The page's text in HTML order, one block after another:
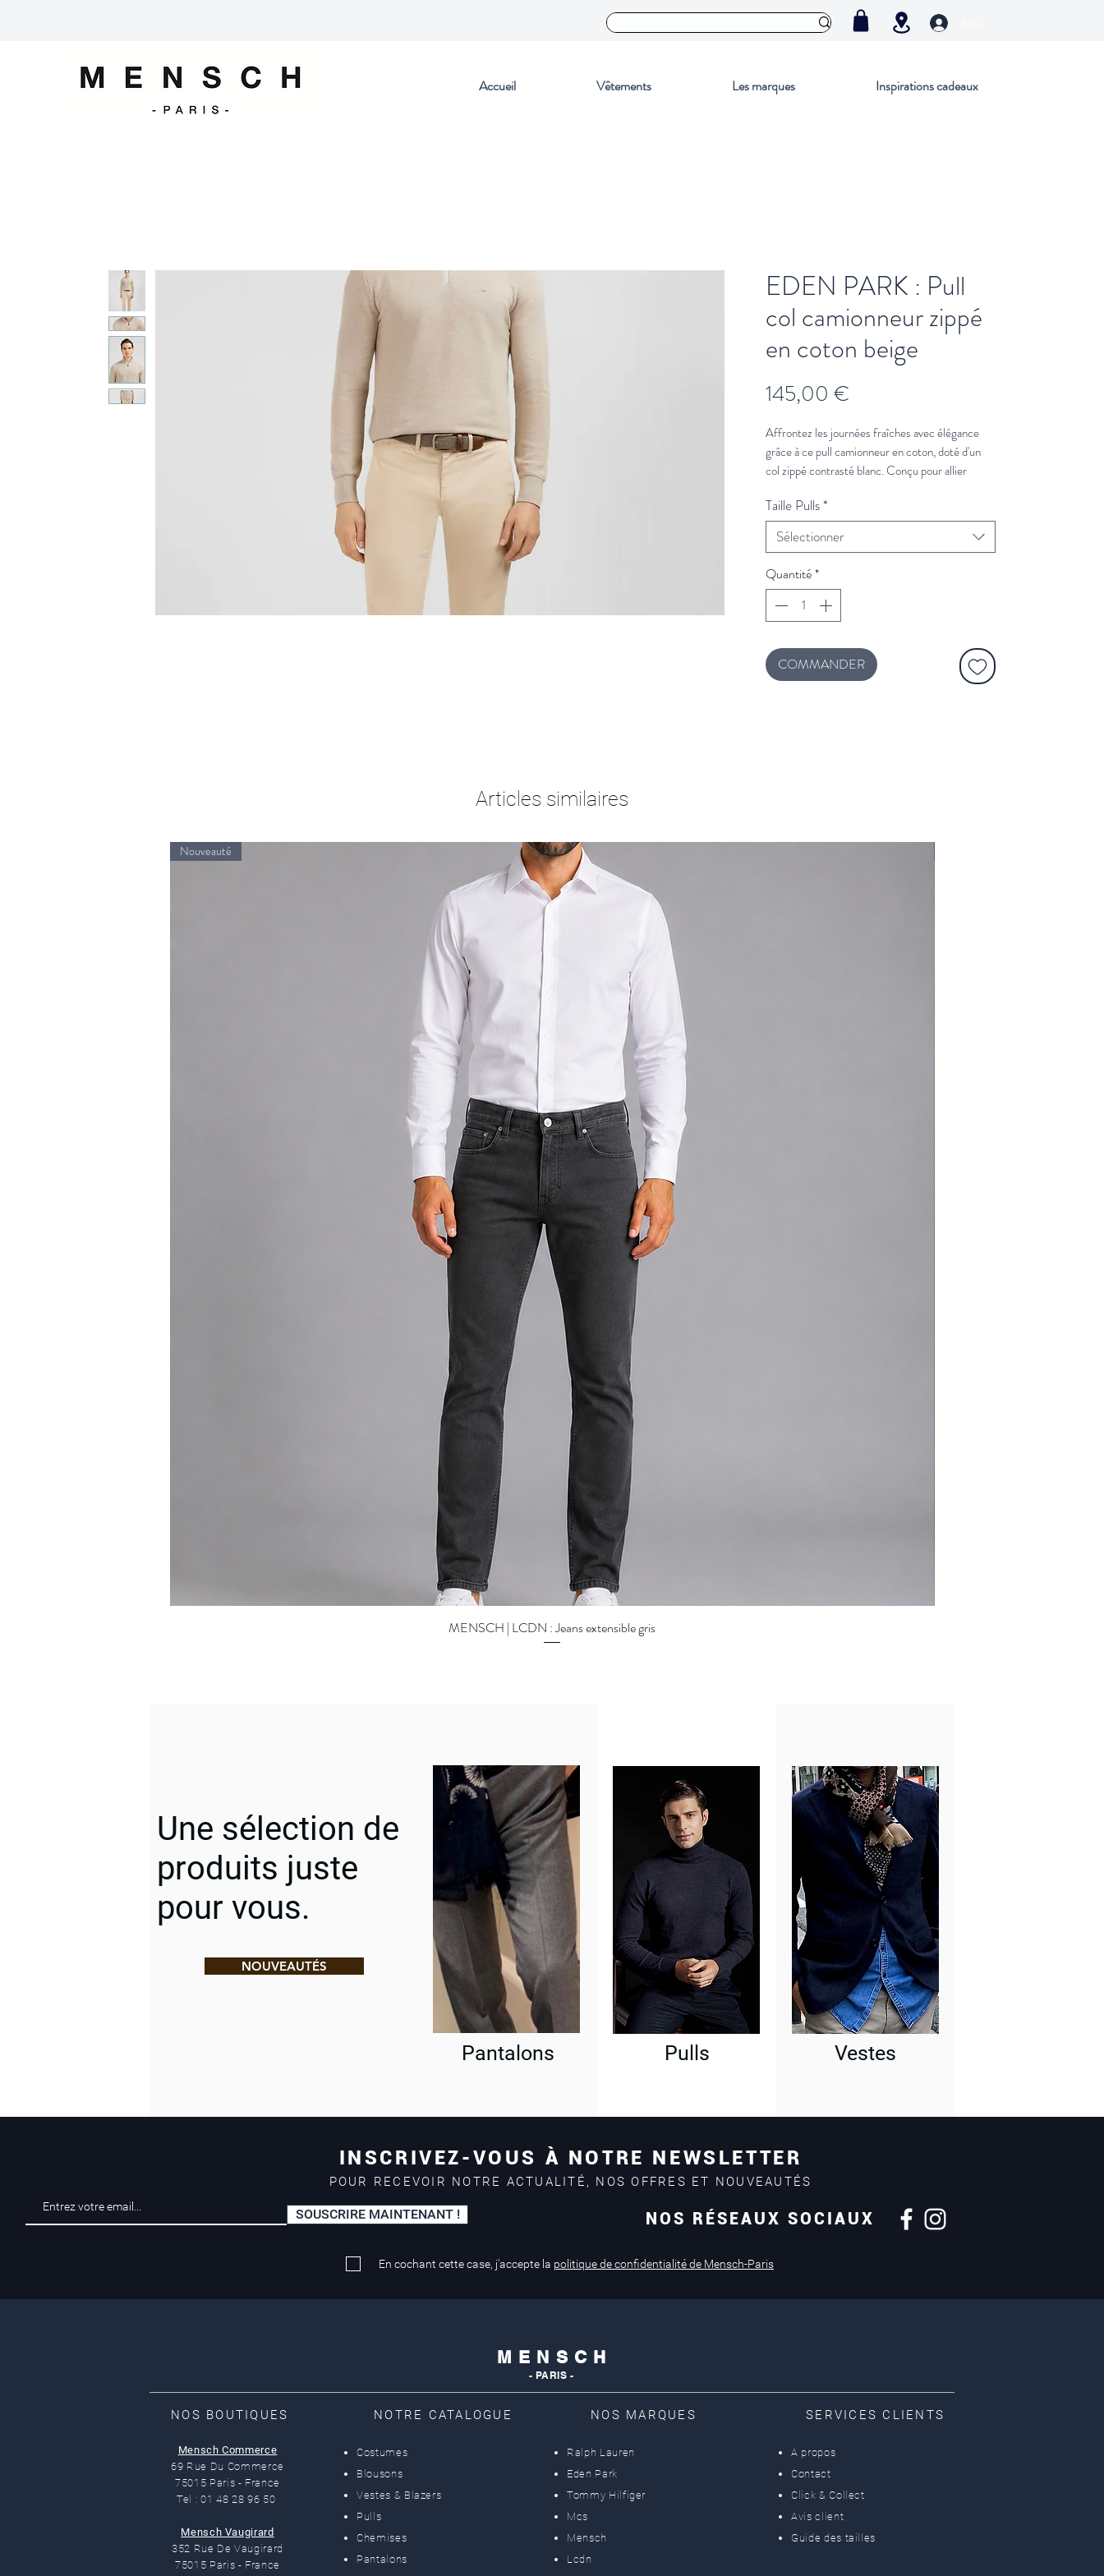
Accueil Vêtements Les marques Inspirations cadeaux
EDEN PARK : Pull
col camionneur zippé
en coton beige
145,00 €
Affrontez les journées fraîches avec élégance
grâce à ce pull camionneur en coton, doté d'un
col zippé contrasté blanc. Conçu pour allier
coton de qualité pour une sensation de douceur
et de chaleur. Son col zippé blanc ajoute une
touche de modernité et de contraste, tandis que
sa coupe camionneur promet une allure
décontractée et tendance.
100% coton
Zip blanc
Bords-côtes tricotés
Taille Pulls*
Sélectionner
Quantité*
COMMANDER
Articles similaires
Aperçu rapide
Nouveauté
MENSCH | LCDN : Jeans extensible gris
Une sélection de
produits juste
pour vous.
NOUVEAUTÉS
Pantalons Pulls Vestes
Mastercard, Visa
en magasin
INSCRIVEZ-VOUS À NOTRE NEWSLETTER
POUR RECEVOIR NOTRE ACTUALITÉ, NOS OFFRES ET NOUVEAUTÉS
SOUSCRIRE MAINTENANT ! NOS RÉSEAUX SOCIAUX
En cochant cette case, j'accepte la politique de confidentialité de Mensch-Paris
M E N S C H
- PARIS -
NOS BOUTIQUES
Mensch Commerce
69 Rue Du Commerce
75015 Paris - France
Tel : 01 48 28 96 50
Mensch Vaugirard
352 Rue De Vaugirard
75015 Paris - France
NOTRE CATALOGUE
Costumes
Blousons
Vestes & Blazers
Pulls
Chemises
Pantalons
NOS MARQUES
Ralph Lauren
Eden Park
Tommy Hilfiger
Mcs
Mensch
Lcdn
SERVICES CLIENTS
A propos
Contact
Click & Collect
Avis client
Guide des tailles